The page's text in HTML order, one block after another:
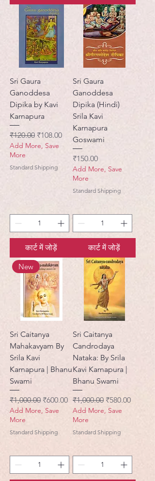
Sri Gaura
Ganoddesa
Dipika by Kavi
Karnapura
नियमित मूल्य
₹120.00 बिक्री मूल्य
₹108.00
Add More, Save
More
Standard Shipping
कार्ट में जोड़ें
Sri Gaura
Ganoddesa
Dipika (Hindi)
Srila Kavi
Karnapura
Goswami
मूल्य
₹150.00
Add More, Save
More
Standard Shipping
कार्ट में जोड़ें
New
Sri Caitanya
Mahakavyam By
Srila Kavi
Karnapura | Bhanu
Swami
नियमित मूल्य
₹1,000.00 बिक्री मूल्य
₹600.00
Add More, Save
More
Standard Shipping
Sri Caitanya
Candrodaya
Nataka: By Srila
Kavi Karnapura |
Bhanu Swami
नियमित मूल्य
₹1,000.00 बिक्री मूल्य
₹580.00
Add More, Save
More
Standard Shipping